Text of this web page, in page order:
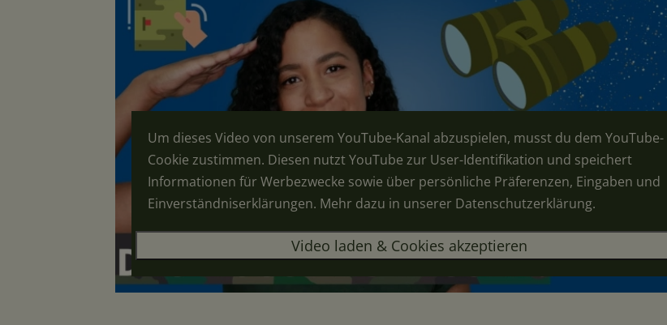
Um dieses Video von unserem YouTube-Kanal abzuspielen, musst du dem YouTube-
Cookie zustimmen. Diesen nutzt YouTube zur User-Identifikation und speichert
Informationen für Werbezwecke sowie über persönliche Präferenzen, Eingaben und
Einverständniserklärungen. Mehr dazu in unserer Datenschutzerklärung.
Video laden & Cookies akzeptieren